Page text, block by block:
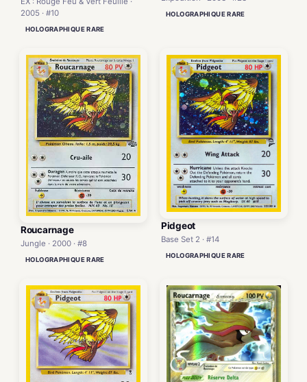
2005 · #10
HOLOGRAPHIQUE RARE
HOLOGRAPHIQUE RARE
Roucarnage
Jungle · 2000 · #8
HOLOGRAPHIQUE RARE
Pidgeot
Base Set 2 · #14
HOLOGRAPHIQUE RARE